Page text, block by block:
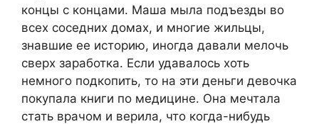
концы с концами. Маша мыла подъезды во
всех соседних домах, и многие жильцы,
знавшие ее историю, иногда давали мелочь
сверх заработка. Если удавалось хоть
немного подкопить, то на эти деньги девочка
покупала книги по медицине. Она мечтала
стать врачом и верила, что когда-нибудь